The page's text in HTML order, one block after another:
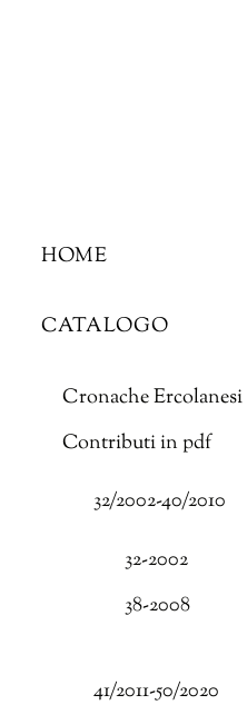
HOME
CATALOGO
Cronache Ercolanesi
Contributi in pdf
32/2002-40/2010
32-2002
38-2008
41/2011-50/2020